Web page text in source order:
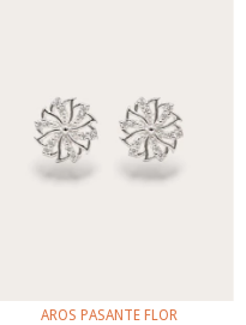
AROS PASANTE FLOR